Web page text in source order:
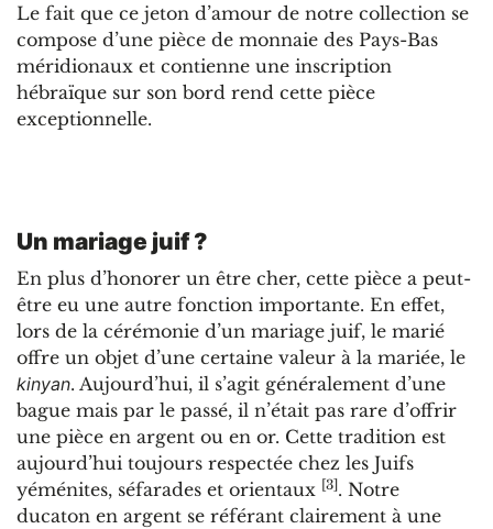
Le fait que ce jeton d’amour de notre collection se
compose d’une pièce de monnaie des Pays-Bas
méridionaux et contienne une inscription
hébraïque sur son bord rend cette pièce
exceptionnelle.
Un mariage juif ?
En plus d’honorer un être cher, cette pièce a peut-
être eu une autre fonction importante. En effet,
lors de la cérémonie d’un mariage juif, le marié
offre un objet d’une certaine valeur à la mariée, le
kinyan. Aujourd’hui, il s’agit généralement d’une
bague mais par le passé, il n’était pas rare d’offrir
une pièce en argent ou en or. Cette tradition est
aujourd’hui toujours respectée chez les Juifs
yéménites, séfarades et orientaux [3]. Notre
ducaton en argent se référant clairement à une